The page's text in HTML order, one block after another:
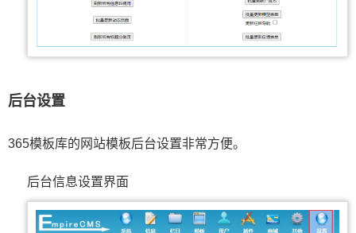
后台设置
365模板库的网站模板后台设置非常方便。
后台信息设置界面